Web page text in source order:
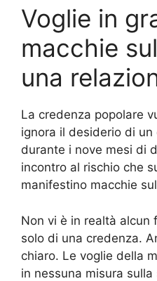
Voglie in
macchie
una
La credenza popolare
ignora il desiderio di
durante i nove mesi di
incontro al rischio che
manifestino macchie
Non vi è in realtà
solo di una credenza.
chiaro. Le voglie della
in nessuna misura